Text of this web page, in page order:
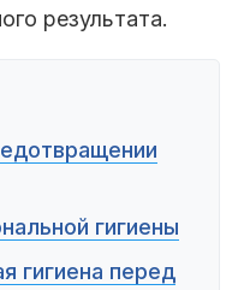
результата.
гигиены
гигиена перед